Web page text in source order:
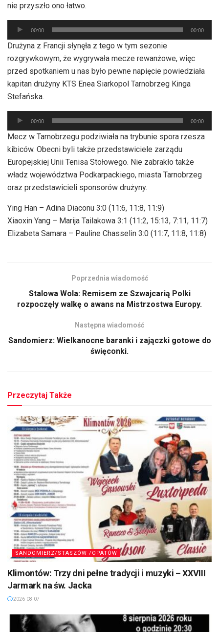
nie przyszło ono łatwo.
Odtwarzacz
plików
dźwiękowych
00:00 00:00
Drużyna z Francji słynęła z tego w tym sezonie
rozgrywkowym, że wygrywała mecze rewanżowe, więc
przed spotkaniem u nas było pewne napięcie powiedziała
kapitan drużyny KTS Enea Siarkopol Tarnobrzeg Kinga
Stefańska.
Odtwarzacz
plików
dźwiękowych
00:00 00:00
Mecz w Tarnobrzegu podziwiała na trybunie spora rzesza
kibiców. Obecni byli także przedstawiciele zarządu
Europejskiej Unii Tenisa Stołowego. Nie zabrakło także
władz województwa Podkarpackiego, miasta Tarnobrzeg
oraz przedstawicieli sponsorów drużyny.
Ying Han – Adina Diaconu 3:0 (11:6, 11:8, 11:9)
Xiaoxin Yang – Marija Tailakowa 3:1 (11:2, 15:13, 7:11, 11:7)
Elizabeta Samara – Pauline Chasselin 3:0 (11:7, 11:8, 11:8)
Poprzednia wiadomość
Stalowa Wola: Remisem ze Szwajcarią Polki
rozpoczęły walkę o awans na Mistrzostwa Europy.
Następna wiadomość
Sandomierz: Wielkanocne baranki i zajączki gotowe do
święconki.
Przeczytaj Także
SANDOMIERZ/STASZÓW /OPATÓW
Klimontów: Trzy dni pełne tradycji i muzyki – XXVIII
Jarmark na św. Jacka
2026-08-07